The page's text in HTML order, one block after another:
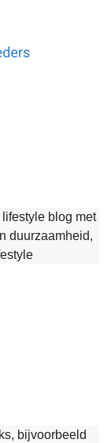
blog met
duurzaamheid,
bijvoorbeeld